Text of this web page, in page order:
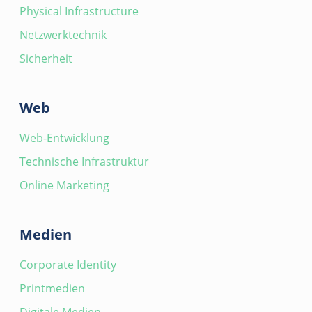
Physical Infrastructure
Netzwerktechnik
Sicherheit
Web
Web-Entwicklung
Technische Infrastruktur
Online Marketing
Medien
Corporate Identity
Printmedien